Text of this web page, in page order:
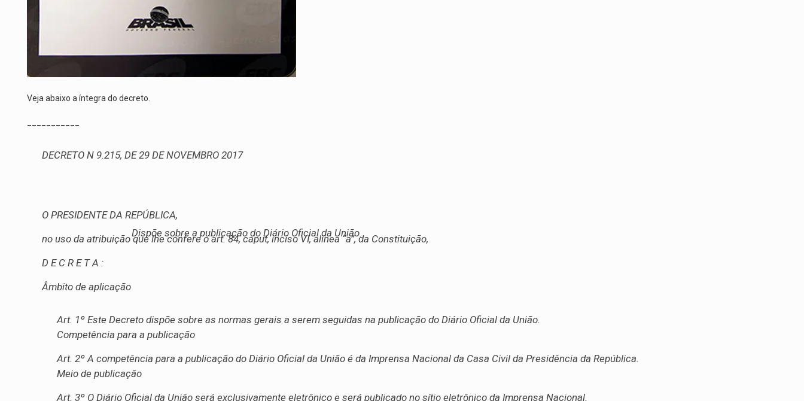
Veja abaixo a íntegra do decreto.
DECRETO N 9.215, DE 29 DE NOVEMBRO 2017
Dispõe sobre a publicação do Diário Oficial da União.
O PRESIDENTE DA REPÚBLICA,
no uso da atribuição que lhe confere o art. 84, caput, inciso VI, alínea “a”, da Constituição,
D E C R E T A :
Âmbito de aplicação
Art. 1º Este Decreto dispõe sobre as normas gerais a serem seguidas na publicação do Diário Oficial da União.
Competência para a publicação
Art. 2º A competência para a publicação do Diário Oficial da União é da Imprensa Nacional da Casa Civil da Presidência da República.
Meio de publicação
Art. 3º O Diário Oficial da União será exclusivamente eletrônico e será publicado no sítio eletrônico da Imprensa Nacional.